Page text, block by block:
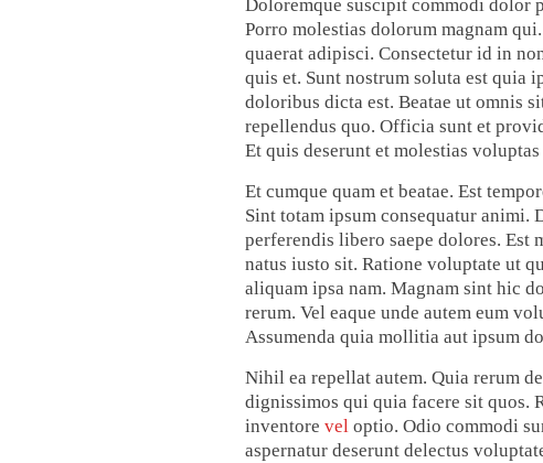
Doloremque suscipit commodi dolor
Porro molestias dolorum magnam
quaerat adipisci. Consectetur id in
quis et. Sunt nostrum soluta est
doloribus dicta est. Beatae ut omnis
repellendus quo. Officia sunt et
Et quis deserunt et molestias
Et cumque quam et beatae. Est
Sint totam ipsum consequatur animi.
perferendis libero saepe dolores.
natus iusto sit. Ratione voluptate ut
aliquam ipsa nam. Magnam sint hic
rerum. Vel eaque unde autem eum
Assumenda quia mollitia aut ipsum
Nihil ea repellat autem. Quia rerum
dignissimos qui quia facere sit quos.
inventore vel optio. Odio commodi
aspernatur deserunt delectus